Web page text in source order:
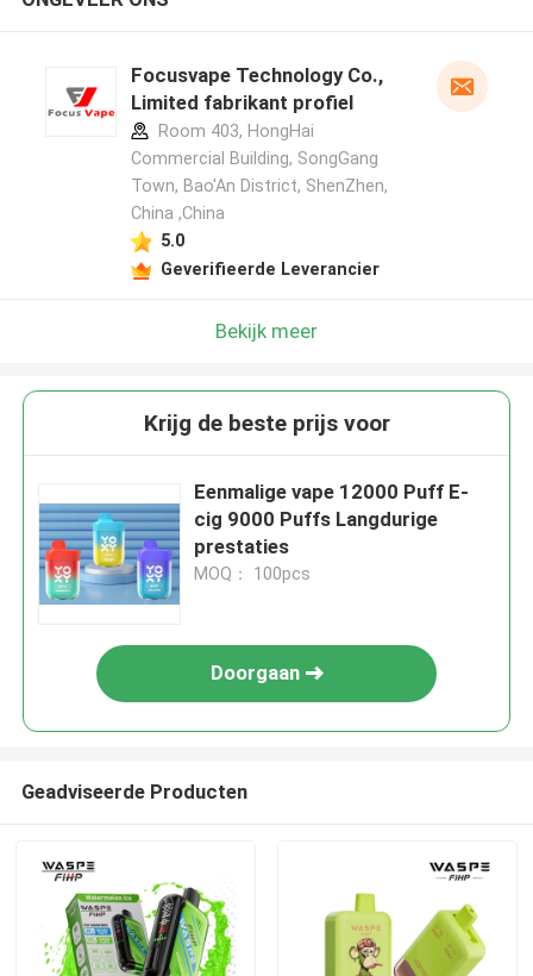
Focusvape Technology Co.,
Limited fabrikant profiel
Room 403, HongHai
Commercial Building, SongGang
Town, Bao'An District, ShenZhen,
China ,China
5.0
Geverifieerde Leverancier
Bekijk meer
Krijg de beste prijs voor
Eenmalige vape 12000 Puff E-
cig 9000 Puffs Langdurige
prestaties
MOQ： 100pcs
Doorgaan
Geadviseerde Producten